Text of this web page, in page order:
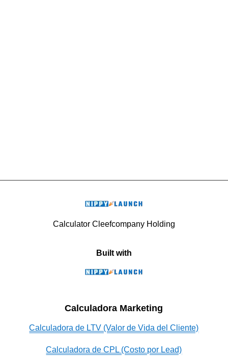
Calculator Cleefcompany Holding
Built with
Calculadora Marketing
Calculadora de LTV (Valor de Vida del Cliente)
Calculadora de CPL (Costo por Lead)